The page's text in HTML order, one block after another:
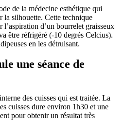
de la médecine esthétique qui
la silhouette. Cette technique
l’aspiration d’un bourrelet graisseux
être réfrigéré (-10 degrés Celcius).
en les détruisant.
une séance de
des cuisses qui est traitée. La
cuisses dure environ 1h30 et une
pour obtenir un résultat très